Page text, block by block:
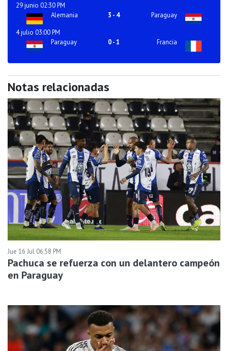
29 junio 02:30 PM
Alemania
3 - 4 Paraguay
4 julio 03:00 PM
Paraguay
0-1 Francia
Notas relacionadas
Jue 16 Jul 06:58 PM
Pachuca se refuerza con un delantero campeón
en Paraguay